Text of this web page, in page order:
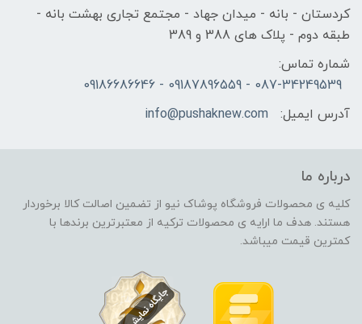
کردستان - بانه - میدان جهاد - مجتمع تجاری بهشت بانه -
طبقه دوم - پلاک های 388 و 389
شماره تماس:
087-34249539 - 09187896559 - 09186686646
آدرس ایمیل:
info@pushaknew.com
درباره ما
کلیه ی محصولات فروشگاه پوشاک نیو از تضمین اصالت کالا برخوردار
هستند. هدف ما ارایه ی محصولات ترکیه از معتبرترین برندها با
کمترین قیمت میباشد.